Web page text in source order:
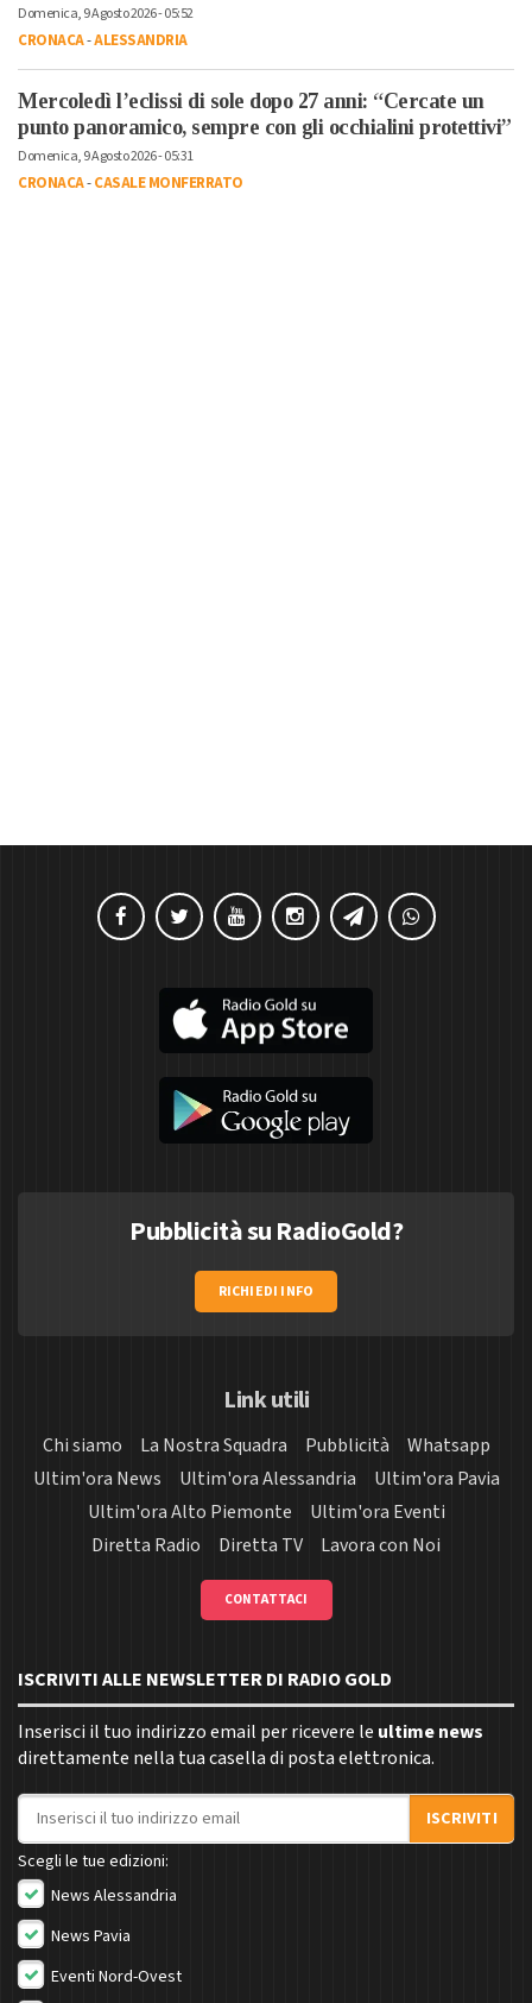
Domenica, 9 Agosto 2026 - 05:52
CRONACA-ALESSANDRIA
Mercoledì l’eclissi di sole dopo 27 anni: “Cercate un
punto panoramico, sempre con gli occhialini protettivi”
Domenica, 9 Agosto 2026 - 05:31
CRONACA-CASALE MONFERRATO
Pubblicità su RadioGold?
RICHIEDI INFO
Link utili
Chi siamo La Nostra Squadra Pubblicità
Whatsapp
Ultim'ora News
Ultim'ora Alessandria
Ultim'ora Pavia
Ultim'ora Alto Piemonte
Ultim'ora Eventi
Diretta Radio
Diretta TV Lavora con Noi
CONTATTACI
ISCRIVITI ALLE NEWSLETTER DI RADIO GOLD
Inserisci il tuo indirizzo email per ricevere le ultime news
direttamente nella tua casella di posta elettronica.
Indirizzo email
ISCRIVITI
Scegli le tue edizioni:
News Alessandria
News Pavia
Eventi Nord-Ovest